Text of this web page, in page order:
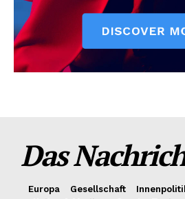
Das
Europa Gesellschaft